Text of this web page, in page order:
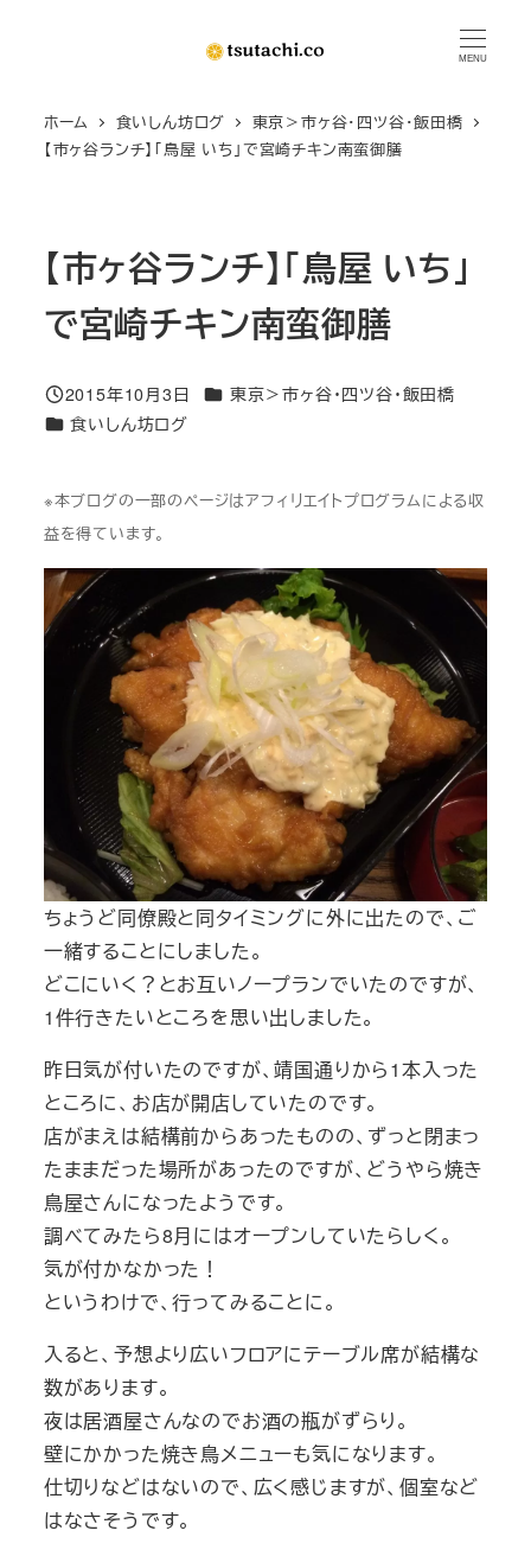
MENU
ホーム 食いしん坊ログ
東京＞市ヶ谷・四ツ谷・飯田橋
【市ヶ谷ランチ】「鳥屋 いち」で宮崎チキン南蛮御膳
【市ヶ谷ランチ】「鳥屋 いち」
で宮崎チキン南蛮御膳
投稿日
2015年10月3日 カテゴリー
東京＞市ヶ谷・四ツ谷・飯田橋
カテゴリー
食いしん坊ログ
※本ブログの一部のページはアフィリエイトプログラムによる収
益を得ています。
ちょうど同僚殿と同タイミングに外に出たので、ご
一緒することにしました。
どこにいく？とお互いノープランでいたのですが、
1件行きたいところを思い出しました。
昨日気が付いたのですが、靖国通りから1本入った
ところに、お店が開店していたのです。
店がまえは結構前からあったものの、ずっと閉まっ
たままだった場所があったのですが、どうやら焼き
鳥屋さんになったようです。
調べてみたら8月にはオープンしていたらしく。
気が付かなかった！
というわけで、行ってみることに。
入ると、予想より広いフロアにテーブル席が結構な
数があります。
夜は居酒屋さんなのでお酒の瓶がずらり。
壁にかかった焼き鳥メニューも気になります。
仕切りなどはないので、広く感じますが、個室など
はなさそうです。